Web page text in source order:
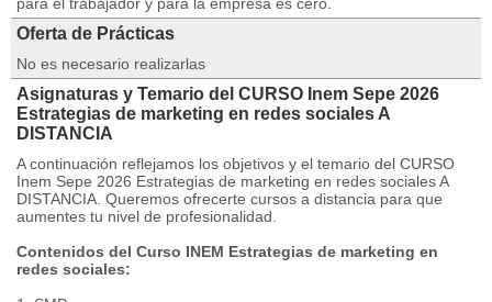
Oferta de Prácticas
No es necesario realizarlas
Asignaturas y Temario del CURSO Inem Sepe 2026
Estrategias de marketing en redes sociales A
DISTANCIA
A continuación reflejamos los objetivos y el temario del CURSO
Inem Sepe 2026 Estrategias de marketing en redes sociales A
DISTANCIA. Queremos ofrecerte cursos a distancia para que
aumentes tu nivel de profesionalidad.
Contenidos del Curso INEM Estrategias de marketing en
redes sociales: